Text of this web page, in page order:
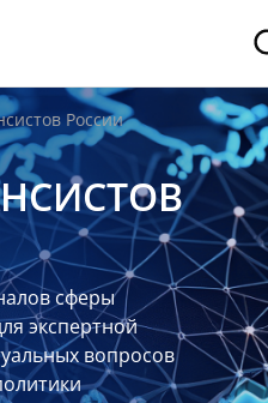
России
сферы
экспертной
вопросов